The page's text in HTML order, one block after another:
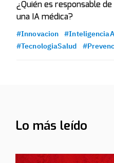
¿Quién es responsable
una IA médica?
#Innovacion
#TecnologiaSalud
Lo más leído